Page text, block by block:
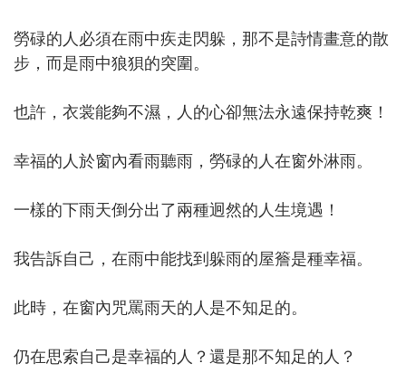
勞碌的人必須在雨中疾走閃躲，那不是詩情畫意的散
步，而是雨中狼狽的突圍。
也許，衣裳能夠不濕，人的心卻無法永遠保持乾爽！
幸福的人於窗內看雨聽雨，勞碌的人在窗外淋雨。
一樣的下雨天倒分出了兩種迥然的人生境遇！
我告訴自己，在雨中能找到躲雨的屋簷是種幸福。
此時，在窗內咒罵雨天的人是不知足的。
仍在思索自己是幸福的人？還是那不知足的人？